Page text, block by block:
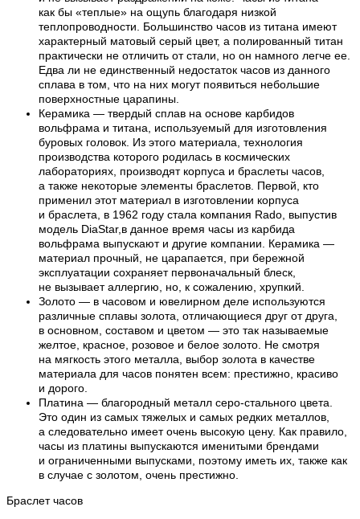
как бы «теплые» на ощупь благодаря низкой
теплопроводности. Большинство часов из титана имеют
характерный матовый серый цвет, а полированный титан
практически не отличить от стали, но он намного легче ее.
Едва ли не единственный недостаток часов из данного
сплава в том, что на них могут появиться небольшие
поверхностные царапины.
Керамика — твердый сплав на основе карбидов
вольфрама и титана, используемый для изготовления
буровых головок. Из этого материала, технология
производства которого родилась в космических
лабораториях, производят корпуса и браслеты часов,
а также некоторые элементы браслетов. Первой, кто
применил этот материал в изготовлении корпуса
и браслета, в 1962 году стала компания Rado, выпустив
модель DiaStar,в данное время часы из карбида
вольфрама выпускают и другие компании. Керамика —
материал прочный, не царапается, при бережной
эксплуатации сохраняет первоначальный блеск,
не вызывает аллергию, но, к сожалению, хрупкий.
Золото — в часовом и ювелирном деле используются
различные сплавы золота, отличающиеся друг от друга,
в основном, составом и цветом — это так называемые
желтое, красное, розовое и белое золото. Не смотря
на мягкость этого металла, выбор золота в качестве
материала для часов понятен всем: престижно, красиво
и дорого.
Платина — благородный металл серо-стального цвета.
Это один из самых тяжелых и самых редких металлов,
а следовательно имеет очень высокую цену. Как правило,
часы из платины выпускаются именитыми брендами
и ограниченными выпусками, поэтому иметь их, также как
в случае с золотом, очень престижно.
Браслет часов